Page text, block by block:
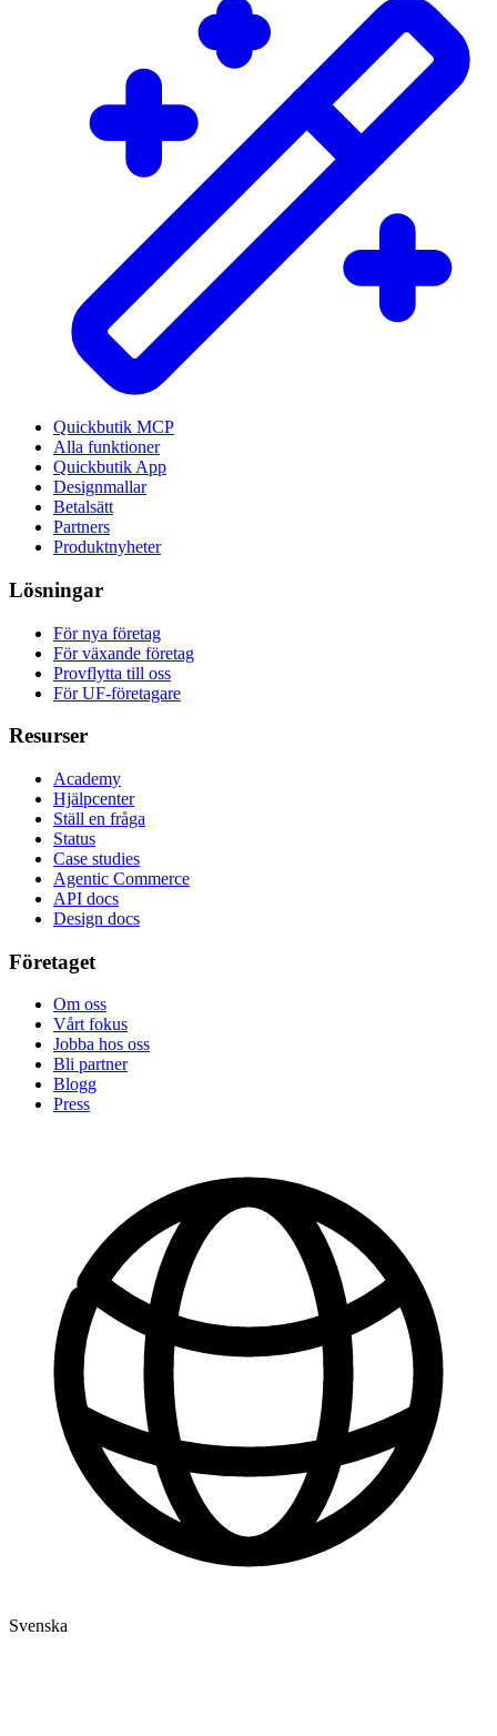
Quickbutik MCP
Alla funktioner
Quickbutik App
Designmallar
Betalsätt
Partners
Produktnyheter
Lösningar
För nya företag
För växande företag
Provflytta till oss
För UF-företagare
Resurser
Academy
Hjälpcenter
Ställ en fråga
Status
Case studies
Agentic Commerce
API docs
Design docs
Företaget
Om oss
Vårt fokus
Jobba hos oss
Bli partner
Blogg
Press
Svenska